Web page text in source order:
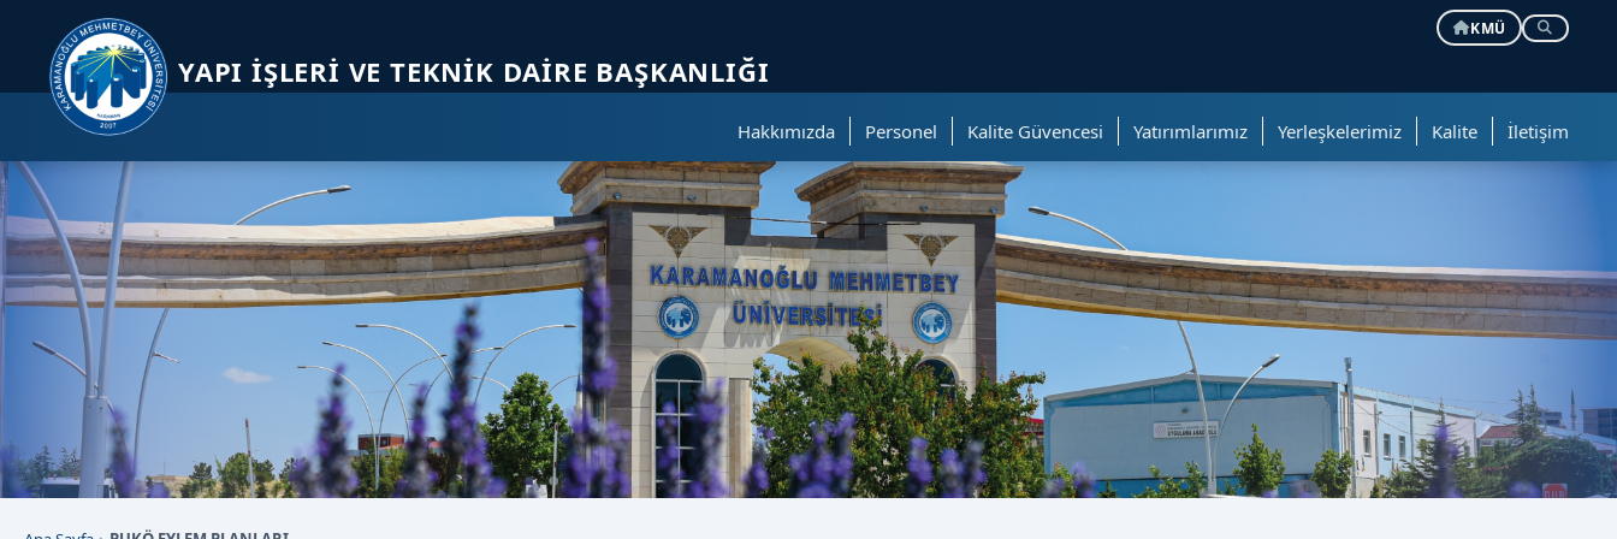
KMÜ
YAPI İŞLERI VE TEKNIK DAIRE BAŞKANLIĞI
Hakkımızda Personel Kalite Güvencesi Yatırımlarımız Yerleşkelerimiz Kalite İletişim